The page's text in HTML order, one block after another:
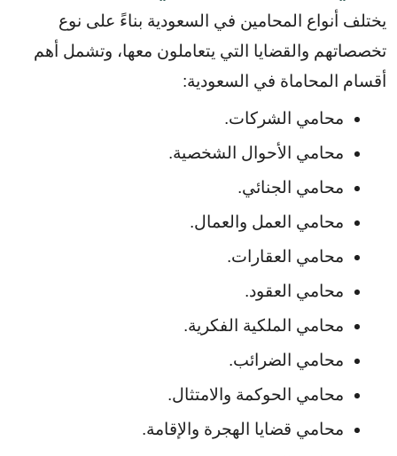
أقسام المحاماة في السعودية:
محامي الشركات.
محامي الأحوال الشخصية.
محامي الجنائي.
محامي العمل والعمال.
محامي العقارات.
محامي العقود.
محامي الملكية الفكرية.
محامي الضرائب.
محامي الحوكمة والامتثال.
محامي قضايا الهجرة والإقامة.